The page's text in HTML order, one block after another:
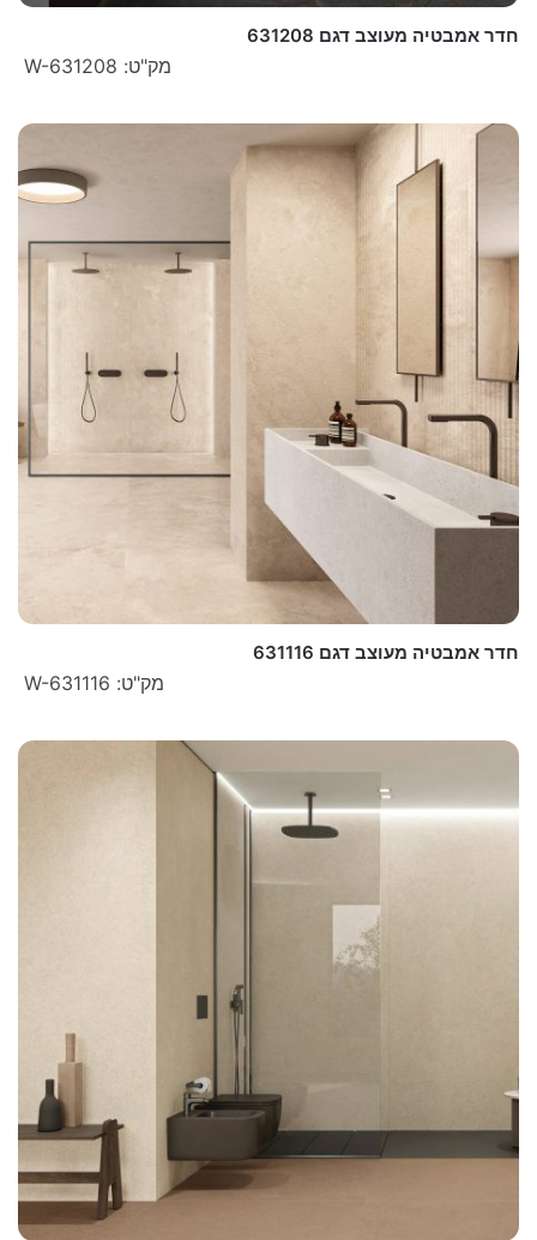
חדר אמבטיה מעוצב דגם 631208
מק"ט: W-631208
חדר אמבטיה מעוצב דגם 631116
מק"ט: W-631116